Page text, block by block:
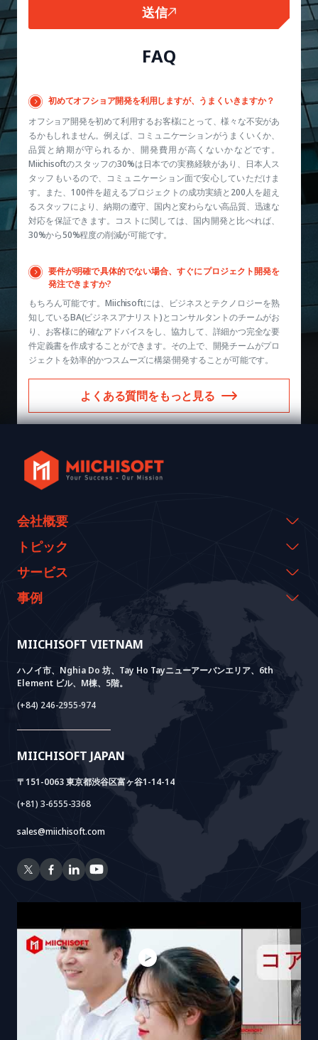
送信
FAQ
初めてオフショア開発を利用しますが、うまくいきますか？
オフショア開発を初めて利用するお客様にとって、様々な不安があ
るかもしれません。例えば、コミュニケーションがうまくいくか、
品質と納期が守られるか、開発費用が高くないかなどです。
Miichisoftのスタッフの30%は日本での実務経験があり、日本人ス
タッフもいるので、コミュニケーション面で安心していただけま
す。また、100件を超えるプロジェクトの成功実績と200人を超え
るスタッフにより、納期の遵守、国内と変わらない高品質、迅速な
対応を保証できます。コストに関しては、国内開発と比べれば、
30%から50%程度の削減が可能です。
要件が明確で具体的でない場合、すぐにプロジェクト開発を
発注できますか?
もちろん可能です。Miichisoftには、ビジネスとテクノロジーを熟
知しているBA(ビジネスアナリスト)とコンサルタントのチームがお
り、お客様に的確なアドバイスをし、協力して、詳細かつ完全な要
件定義書を作成することができます。その上で、開発チームがプロ
ジェクトを効率的かつスムーズに構築·開発することが可能です。
よくある質問をもっと見る
MIICHISOFT VIETNAM
ハノイ市、Nghia Do 坊、Tay Ho Tayニューアーバンエリア、6th
Element ビル、M棟、5階。
(+84) 246-2955-974
MIICHISOFT JAPAN
〒151-0063 東京都渋谷区富ヶ谷1-14-14
(+81) 3-6555-3368
sales@miichisoft.com
会社概要
会社概要
代表のメッセージ
沿革
価値観
トピック
イベント & ウェビナー
資料室
ニュース
FAQ
サービス
AI CO-CREATION
AI PoC開発
Core Lab
System Lab
Power Lab
Cloud Lab
AI+ SOLUTIONS
AI+ Products
Meet AI+
AI+ Package
RAG Package
VIETNAM BRIDGE
BOTモデル
法人設立支援
事例
実績
お客様の声